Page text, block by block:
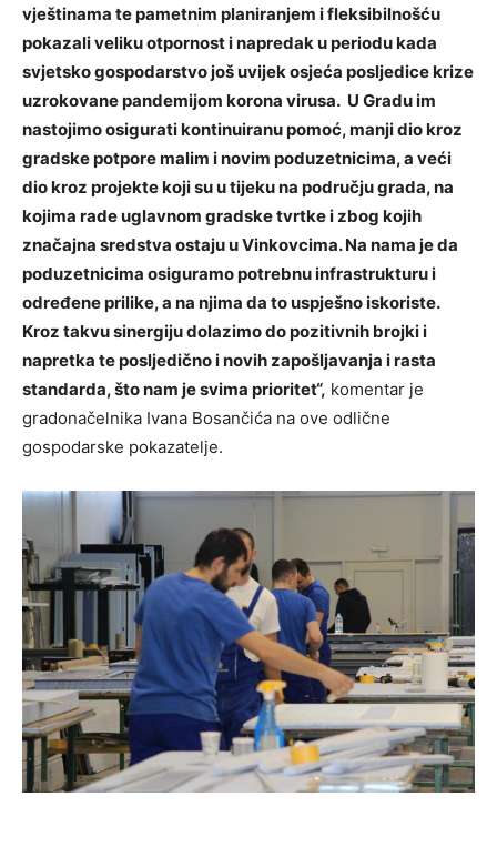
vještinama te pametnim planiranjem i fleksibilnošću
pokazali veliku otpornost i napredak u periodu kada
svjetsko gospodarstvo još uvijek osjeća posljedice krize
uzrokovane pandemijom korona virusa. U Gradu im
nastojimo osigurati kontinuiranu pomoć, manji dio kroz
gradske potpore malim i novim poduzetnicima, a veći
dio kroz projekte koji su u tijeku na području grada, na
kojima rade uglavnom gradske tvrtke i zbog kojih
značajna sredstva ostaju u Vinkovcima. Na nama je da
poduzetnicima osiguramo potrebnu infrastrukturu i
određene prilike, a na njima da to uspješno iskoriste.
Kroz takvu sinergiju dolazimo do pozitivnih brojki i
napretka te posljedično i novih zapošljavanja i rasta
standarda, što nam je svima prioritet“, komentar je
gradonačelnika Ivana Bosančića na ove odlične
gospodarske pokazatelje.